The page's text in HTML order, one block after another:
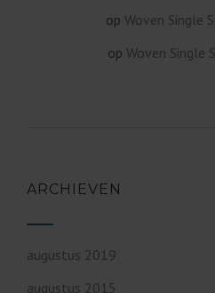
op Woven Single
op Woven Single
ARCHIEVEN
augustus 2019
augustus 2015